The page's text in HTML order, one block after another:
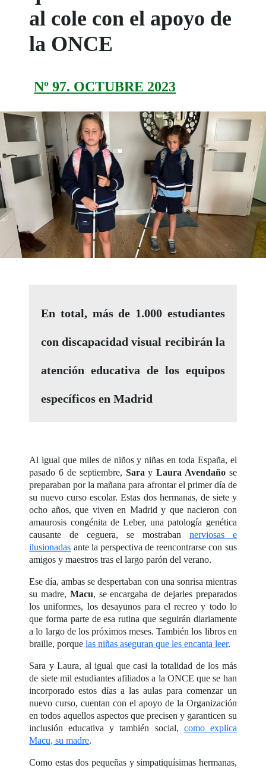
al cole con el apoyo de
la ONCE
Nº 97. OCTUBRE 2023
En total, más de 1.000 estudiantes
con discapacidad visual recibirán la
atención educativa de los equipos
específicos en Madrid
Al igual que miles de niños y niñas en toda España, el
pasado 6 de septiembre, Sara yLaura Avendañose
preparaban por la mañana para afrontar el primer día de
su nuevo curso escolar. Estas dos hermanas, de siete y
ocho años, que viven en Madrid y que nacieron con
amaurosis congénita de Leber, una patología genética
causante de ceguera, se mostraban nerviosas e
ilusionadas ante la perspectiva de reencontrarse con sus
amigos y maestros tras el largo parón del verano.
Ese día, ambas se despertaban con una sonrisa mientras
su madre, Macu, se encargaba de dejarles preparados
los uniformes, los desayunos para el recreo y todo lo
que forma parte de esa rutina que seguirán diariamente
a lo largo de los próximos meses. También los libros en
braille, porquelas niñas aseguran que les encanta leer.
Sara y Laura, al igual que casi la totalidad de los más
de siete mil estudiantes afiliados a la ONCE que se han
incorporado estos días a las aulas para comenzar un
nuevo curso, cuentan con el apoyo de la Organización
en todos aquellos aspectos que precisen y garanticen su
inclusión educativa y también social, como explica
Macu, su madre.
Como estas dos pequeñas y simpatiquísimas hermanas,